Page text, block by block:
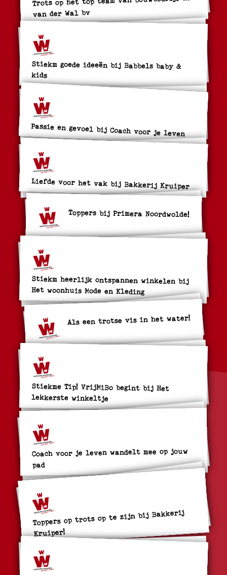
van der Wal bv
Stiekm goede ideeën bij Babbels baby &
kids
Passie en gevoel bij Coach voor je leven
Liefde voor het vak bij Bakkerij Kruiper
Toppers bij Primera Noordwolde!
Stiekm heerlijk ontspannen winkelen bij
Het woonhuis Mode en Kleding
Als een trotse vis in het water!
Stiekme Tip! VrijMiBo begint bij Het
lekkerste winkeltje
Coach voor je leven wandelt mee op jouw
pad
Toppers op trots op te zijn bij Bakkerij
Kruiper!